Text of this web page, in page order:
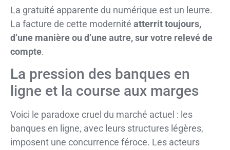
La gratuité apparente du numérique est un leurre.
La facture de cette modernité atterrit toujours,
d’une manière ou d’une autre, sur votre relevé de
compte.
La pression des banques en
ligne et la course aux marges
Voici le paradoxe cruel du marché actuel : les
banques en ligne, avec leurs structures légères,
imposent une concurrence féroce. Les acteurs